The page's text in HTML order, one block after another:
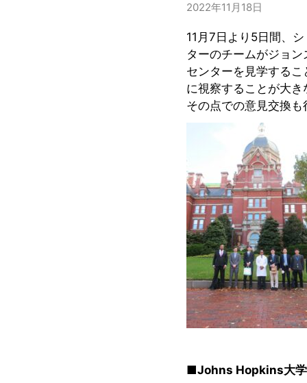
2022年11月18日
11月7日より5日間、
ターのチームがジョ
センターを見学する
に視察することが大
その点での意見交換も
■Johns Hopkins大学